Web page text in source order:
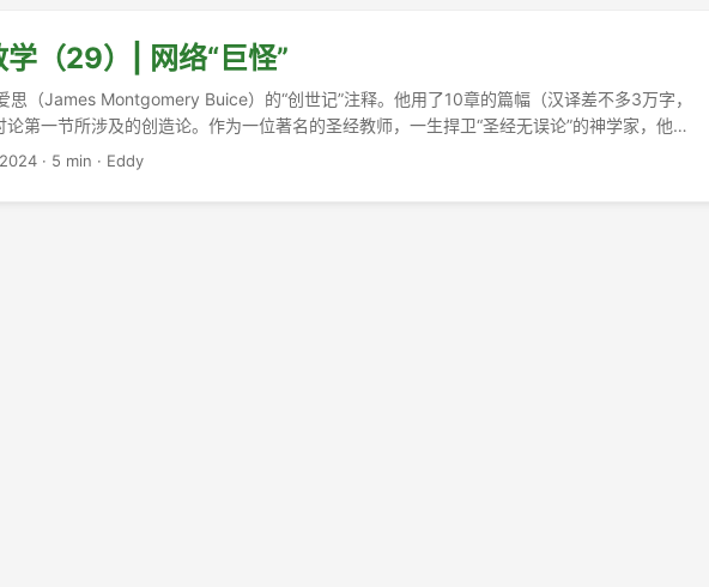
（29）| 网络“巨怪”
思（James Montgomery Buice）的“创世记”注释。他用了10章的篇幅（汉译差不多3万字，
第一节所涉及的创造论。作为一位著名的圣经教师，一生捍卫“圣经无误论”的神学家，他大
宇宙，持有“渐进创造论”观点，而不是年轻地球创造论。但并不有碍于他将各种观点一一列
· 5 min · Eddy